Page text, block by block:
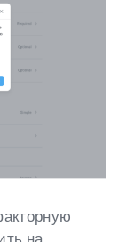
на